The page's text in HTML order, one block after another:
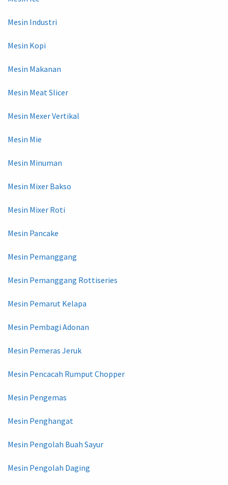
Mesin Industri
Mesin Kopi
Mesin Makanan
Mesin Meat Slicer
Mesin Mexer Vertikal
Mesin Mie
Mesin Minuman
Mesin Mixer Bakso
Mesin Mixer Roti
Mesin Pancake
Mesin Pemanggang
Mesin Pemanggang Rottiseries
Mesin Pemarut Kelapa
Mesin Pembagi Adonan
Mesin Pemeras Jeruk
Mesin Pencacah Rumput Chopper
Mesin Pengemas
Mesin Penghangat
Mesin Pengolah Buah Sayur
Mesin Pengolah Daging